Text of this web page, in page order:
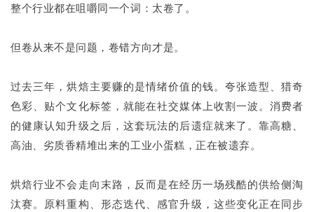
整个行业都在咀嚼同一个词：太卷了。
但卷从来不是问题，卷错方向才是。
过去三年，烘焙主要赚的是情绪价值的钱。夸张造型、猎奇
色彩、贴个文化标签，就能在社交媒体上收割一波。消费者
的健康认知升级之后，这套玩法的后遗症就来了。靠高糖、
高油、劣质香精堆出来的工业小蛋糕，正在被遗弃。
烘焙行业不会走向末路，反而是在经历一场残酷的供给侧淘
汰赛。原料重构、形态迭代、感官升级，这些变化正在同步